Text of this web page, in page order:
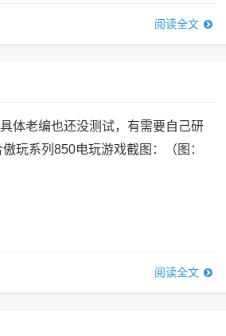
阅读全文
体老编也还没测试，有需要自己研
玩系列850电玩游戏截图：（图：
阅读全文